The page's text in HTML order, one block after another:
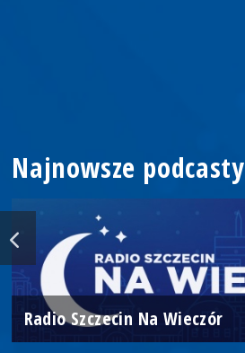
Najnowsze podcasty
Radio Szczecin Na Wieczór